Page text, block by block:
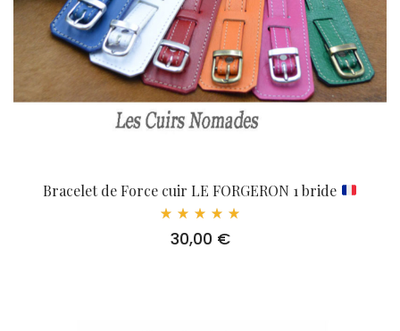
Bracelet de Force cuir LE FORGERON 1 bride
5.00
30,00 €